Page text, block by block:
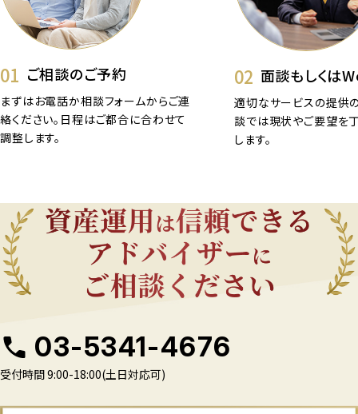
01 ご相談のご予約
まずはお電話か相談フォームからご連
絡ください。日程はご都合に合わせて
調整します。
02 面談もしくは
適切なサービスの提供
談では現状やご要望を
します。
03-5341-4676
受付時間 9:00-18:00(土日対応可)